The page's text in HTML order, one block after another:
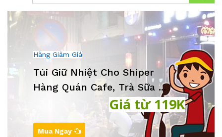
Tìm Kiếm
Hàng Giảm Giá
Túi Giữ Nhiệt Cho Shiper
Hàng Quán Cafe, Trà Sữa ...
Mua Ngay
Giá từ 119K